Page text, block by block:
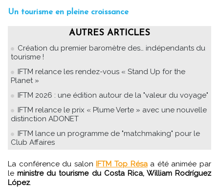
Un tourisme en pleine croissance
AUTRES ARTICLES
Création du premier baromètre des… indépendants du
tourisme !
IFTM relance les rendez-vous « Stand Up for the
Planet »
IFTM 2026 : une édition autour de la "valeur du voyage"
IFTM relance le prix « Plume Verte » avec une nouvelle
distinction ADONET
IFTM lance un programme de "matchmaking" pour le
Club Affaires
La conférence du salon IFTM Top Résaa été animée par
leministre du tourisme du Costa Rica, William Rodríguez
López.